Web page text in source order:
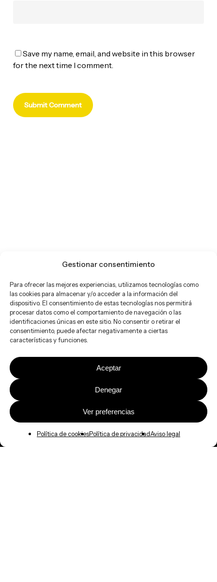
Gestionar consentimiento
Para ofrecer las mejores experiencias, utilizamos tecnologías como
las cookies para almacenar y/o acceder a la información del
dispositivo. El consentimiento de estas tecnologías nos permitirá
procesar datos como el comportamiento de navegación o las
identificaciones únicas en este sitio. No consentir o retirar el
consentimiento, puede afectar negativamente a ciertas
características y funciones.
Aceptar
Denegar
Ver preferencias
Política de cookiesPolítica de privacidadAviso legal
Save my name, email, and website in this browser
for the next time I comment.